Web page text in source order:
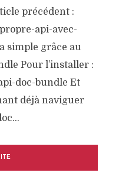
précédent :
api-avec-
simple grâce au
Pour l’installer :
doc-bundle Et
déjà naviguer